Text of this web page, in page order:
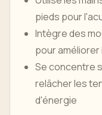
pieds pour
Intègre des
pour améliorer
Se concentre
relâcher les
d'énergie